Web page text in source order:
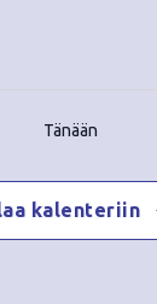
Tänään
kalenteriin